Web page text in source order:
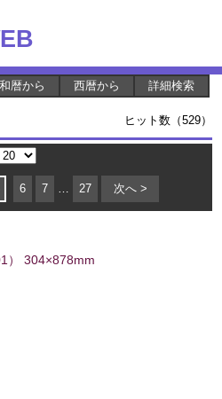
和暦から 西暦から 詳細検索
ヒット数（529）
6 7 … 27 次へ >
） 304×878mm